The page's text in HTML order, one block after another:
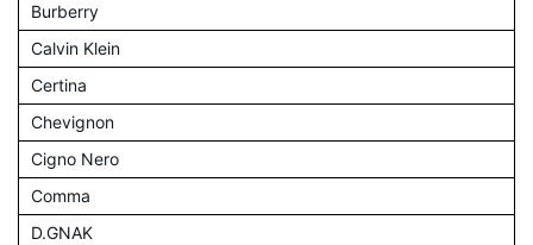
Burberry
Calvin Klein
Certina
Chevignon
Cigno Nero
Comma
D.GNAK